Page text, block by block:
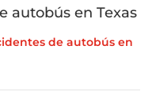
autobús en Texas
de autobús en